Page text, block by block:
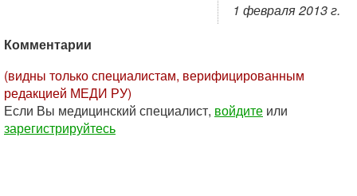
1 февраля 2013 г.
Комментарии
(видны только специалистам, верифицированным
редакцией МЕДИ РУ)
Если Вы медицинский специалист, войдите или
зарегистрируйтесь